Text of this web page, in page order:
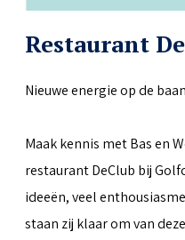
Restaurant
Nieuwe energie op de baan
Maak kennis met Bas en
restaurant DeClub bij
ideeën, veel
staan zij klaar om van